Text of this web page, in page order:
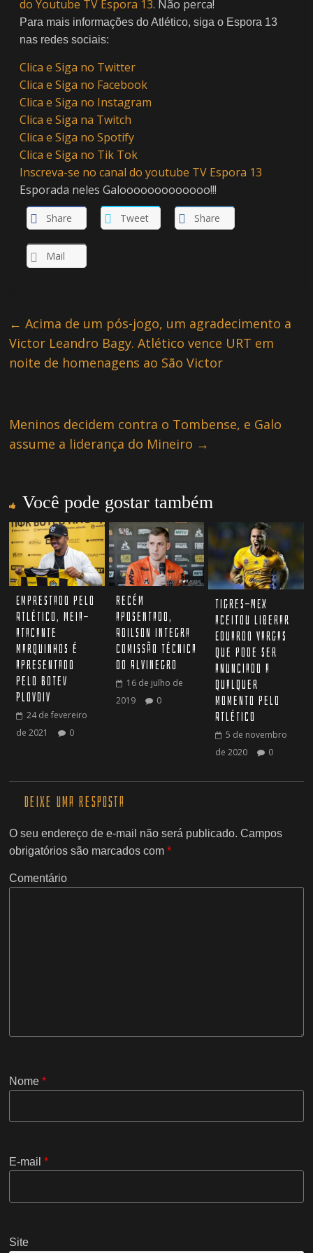
do Youtube TV Espora 13. Não perca!
Para mais informações do Atlético, siga o Espora 13
nas redes sociais:
Clica e Siga no Twitter
Clica e Siga no Facebook
Clica e Siga no Instagram
Clica e Siga na Twitch
Clica e Siga no Spotify
Clica e Siga no Tik Tok
Inscreva-se no canal do youtube TV Espora 13
Esporada neles Galooooooooooooo!!!
Share Tweet Share
Mail
← Acima de um pós-jogo, um agradecimento a
Victor Leandro Bagy. Atlético vence URT em
noite de homenagens ao São Victor
Meninos decidem contra o Tombense, e Galo
assume a liderança do Mineiro →
Você pode gostar também
Emprestado pelo
Atlético, meia-
atacante
Marquinhos é
apresentado
pelo Botev
Plovdiv
24 de fevereiro
de 2021
0
Recém
aposentado,
Adilson integra
comissão técnica
do Alvinegro
16 de julho de
2019
0
Tigres-MEX
aceitou liberar
Eduardo Vargas
que pode ser
anunciado a
qualquer
momento pelo
Atlético
5 de novembro
de 2020
0
Deixe uma resposta
O seu endereço de e-mail não será publicado. Campos
obrigatórios são marcados com*
Comentário
Nome*
E-mail*
Site